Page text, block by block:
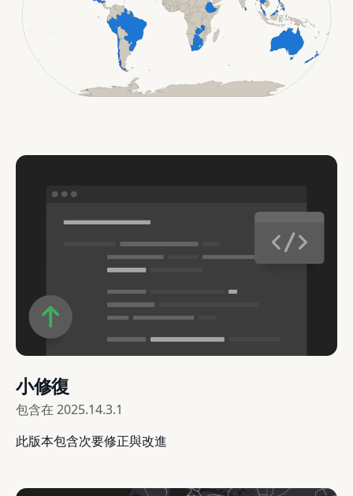
小修復
包含在 2025.14.3.1
此版本包含次要修正與改進